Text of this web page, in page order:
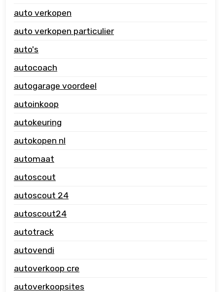
auto verkopen
auto verkopen particulier
auto's
autocoach
autogarage voordeel
autoinkoop
autokeuring
autokopen nl
automaat
autoscout
autoscout 24
autoscout24
autotrack
autovendi
autoverkoop cre
autoverkoopsites